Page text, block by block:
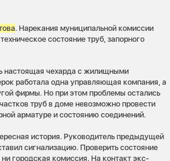
. Нарекания муниципальной комиссии
состояние труб, запорного
настоящая чехарда с жилищными
работала одна управляющая компания, а
фирмы. Но при этом проблемы остались
труб в доме невозможно провести
арматуре и состоянию соединений.
история. Руководитель предыдущей
сигнализацию. Проверить состояние
городская комиссия. На контакт экс-